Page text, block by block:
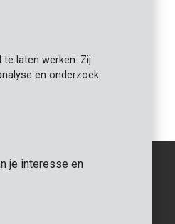
synthetisch
laten werken. Zij
en onderzoek.
je interesse en